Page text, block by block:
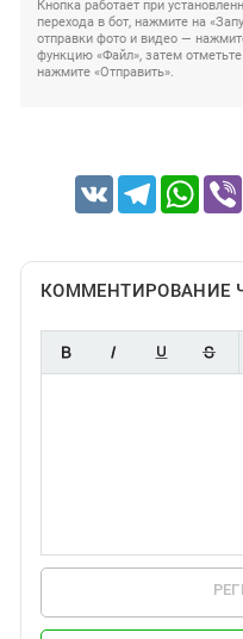
Кнопка работает при
перехода в бот, нажмите на
отправки фото и видео —
функцию «Файл», затем
нажмите «Отправить».
VK Telegram
КОММЕНТИРОВАНИЕ